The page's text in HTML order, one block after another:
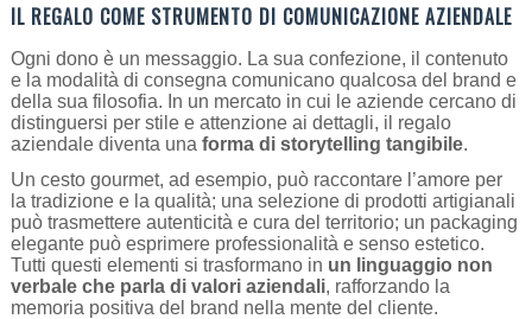
IL REGALO COME STRUMENTO DI COMUNICAZIONE AZIENDALE
Ogni dono è un messaggio. La sua confezione, il contenuto
e la modalità di consegna comunicano qualcosa del brand e
della sua filosofia. In un mercato in cui le aziende cercano di
distinguersi per stile e attenzione ai dettagli, il regalo
aziendale diventa una forma di storytelling tangibile.
Un cesto gourmet, ad esempio, può raccontare l’amore per
la tradizione e la qualità; una selezione di prodotti artigianali
può trasmettere autenticità e cura del territorio; un packaging
elegante può esprimere professionalità e senso estetico.
Tutti questi elementi si trasformano in un linguaggio non
verbale che parla di valori aziendali, rafforzando la
memoria positiva del brand nella mente del cliente.